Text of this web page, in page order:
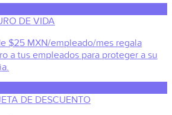
DE VIDA
$25 MXN/empleado/mes regala
a tus empleados para proteger a su
DE DESCUENTO